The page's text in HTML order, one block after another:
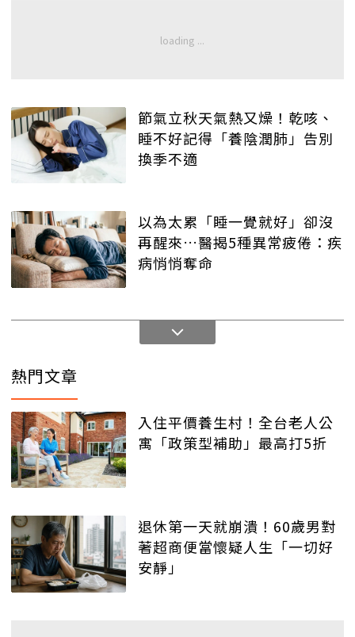
節氣立秋天氣熱又燥！乾咳、
睡不好記得「養陰潤肺」告別
換季不適
以為太累「睡一覺就好」卻沒
再醒來…醫揭5種異常疲倦：疾
病悄悄奪命
熱門文章
入住平價養生村！全台老人公
寓「政策型補助」最高打5折
退休第一天就崩潰！60歲男對
著超商便當懷疑人生「一切好
安靜」